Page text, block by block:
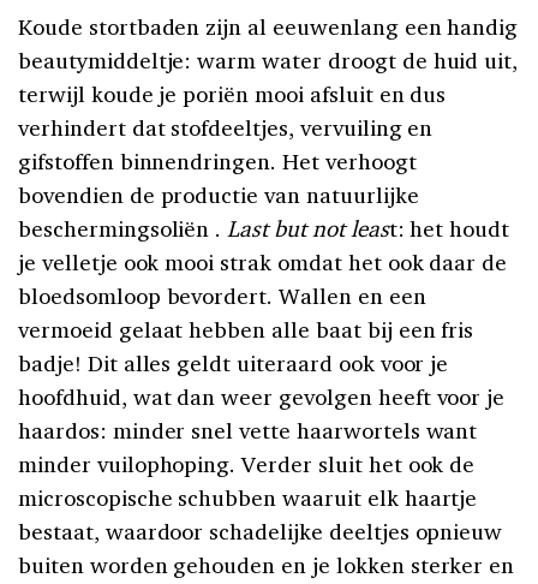
Koude stortbaden zijn al eeuwenlang een handig
beautymiddeltje: warm water droogt de huid uit,
terwijl koude je poriën mooi afsluit en dus
verhindert dat stofdeeltjes, vervuiling en
gifstoffen binnendringen. Het verhoogt
bovendien de productie van natuurlijke
beschermingsoliën . Last but not least: het houdt
je velletje ook mooi strak omdat het ook daar de
bloedsomloop bevordert. Wallen en een
vermoeid gelaat hebben alle baat bij een fris
badje! Dit alles geldt uiteraard ook voor je
hoofdhuid, wat dan weer gevolgen heeft voor je
haardos: minder snel vette haarwortels want
minder vuilophoping. Verder sluit het ook de
microscopische schubben waaruit elk haartje
bestaat, waardoor schadelijke deeltjes opnieuw
buiten worden gehouden en je lokken sterker en